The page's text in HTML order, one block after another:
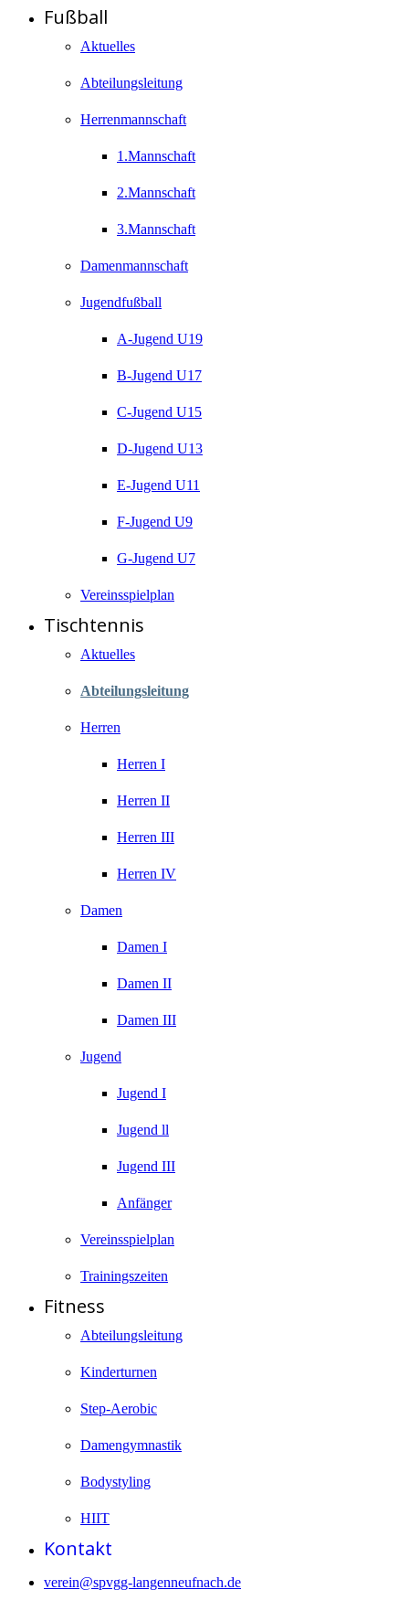
Fußball
Aktuelles
Abteilungsleitung
Herrenmannschaft
1.Mannschaft
2.Mannschaft
3.Mannschaft
Damenmannschaft
Jugendfußball
A-Jugend U19
B-Jugend U17
C-Jugend U15
D-Jugend U13
E-Jugend U11
F-Jugend U9
G-Jugend U7
Vereinsspielplan
Tischtennis
Aktuelles
Abteilungsleitung
Herren
Herren I
Herren II
Herren III
Herren IV
Damen
Damen I
Damen II
Damen III
Jugend
Jugend I
Jugend ll
Jugend III
Anfänger
Vereinsspielplan
Trainingszeiten
Fitness
Abteilungsleitung
Kinderturnen
Step-Aerobic
Damengymnastik
Bodystyling
HIIT
Kontakt
verein@spvgg-langenneufnach.de